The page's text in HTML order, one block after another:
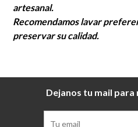
artesanal.
Recomendamos lavar
preservar su calidad.
Dejanos tu mail